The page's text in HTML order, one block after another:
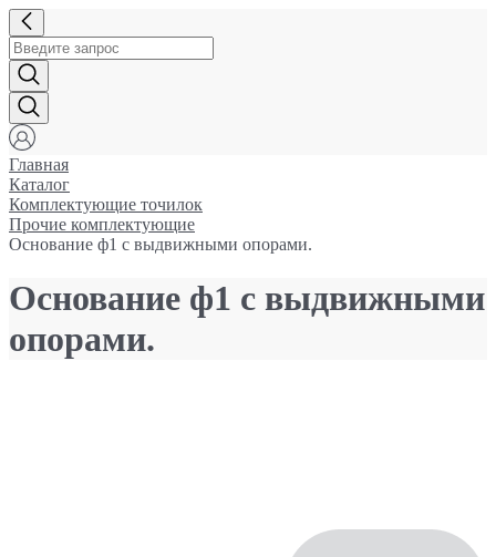
Главная
Каталог
Комплектующие точилок
Прочие комплектующие
Основание ф1 с выдвижными опорами.
Основание ф1 с выдвижными
опорами.